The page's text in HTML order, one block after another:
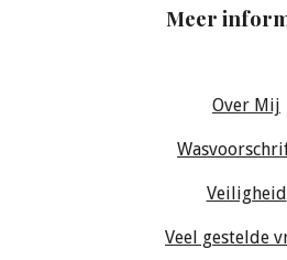
Meer
Over Mij
Veiligheid
Veel gestelde